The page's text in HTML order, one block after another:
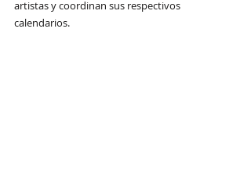
artistas y coordinan sus respectivos
calendarios.